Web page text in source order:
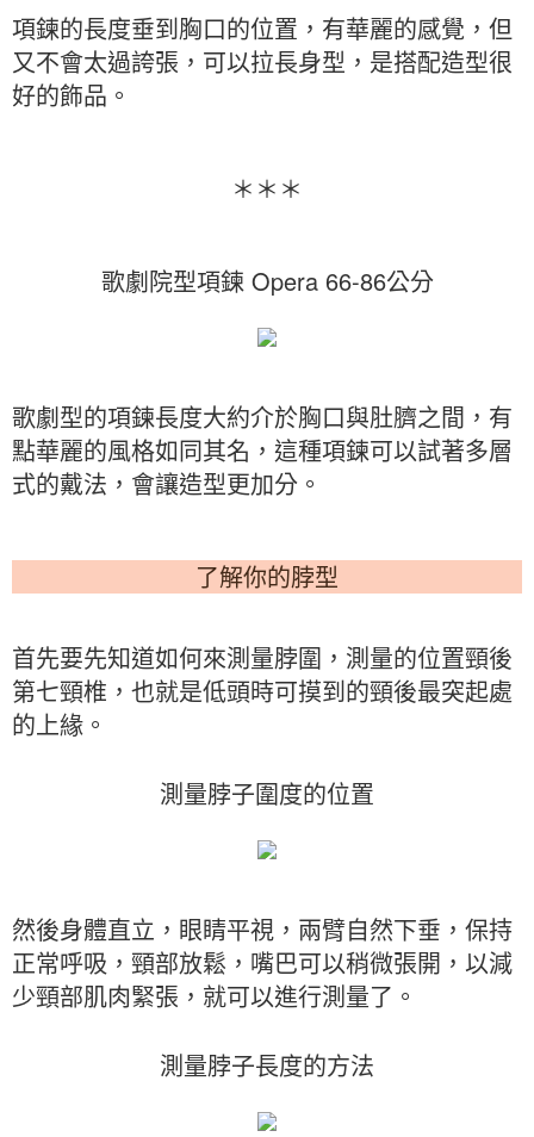
項鍊的長度垂到胸口的位置，有華麗的感覺，但
又不會太過誇張，可以拉長身型，是搭配造型很
好的飾品。
＊＊＊
歌劇院型項鍊 Opera 66-86公分
歌劇型的項鍊長度大約介於胸口與肚臍之間，有
點華麗的風格如同其名，這種項鍊可以試著多層
式的戴法，會讓造型更加分。
了解你的脖型
首先要先知道如何來測量脖圍，測量的位置頸後
第七頸椎，也就是低頭時可摸到的頸後最突起處
的上緣。
測量脖子圍度的位置
然後身體直立，眼睛平視，兩臂自然下垂，保持
正常呼吸，頸部放鬆，嘴巴可以稍微張開，以減
少頸部肌肉緊張，就可以進行測量了。
測量脖子長度的方法